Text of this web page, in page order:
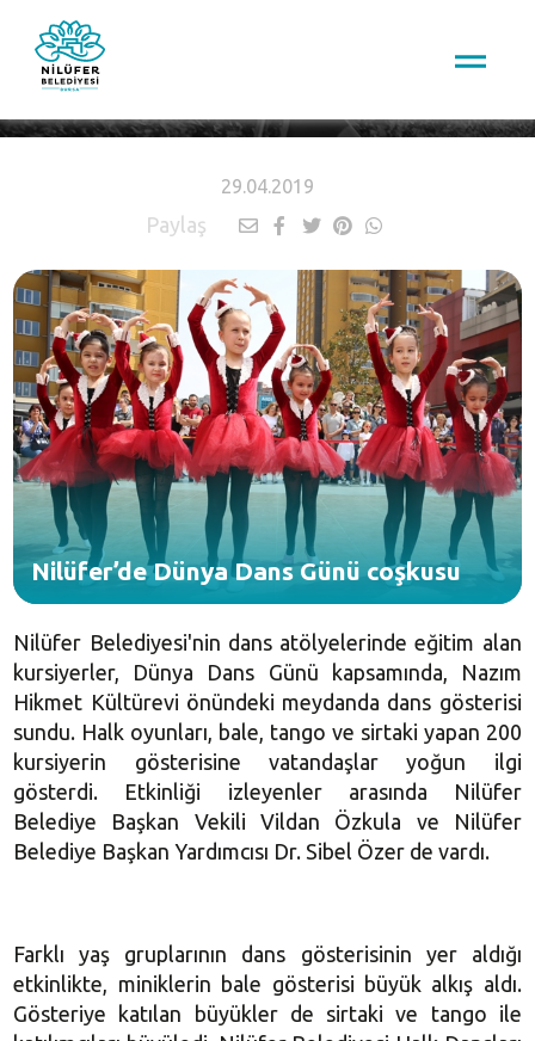
29.04.2019
Paylaş
Nilüfer’de Dünya Dans Günü coşkusu
Nilüfer Belediyesi'nin dans atölyelerinde eğitim alan
kursiyerler, Dünya Dans Günü kapsamında, Nazım
Hikmet Kültürevi önündeki meydanda dans gösterisi
sundu. Halk oyunları, bale, tango ve sirtaki yapan 200
kursiyerin gösterisine vatandaşlar yoğun ilgi
gösterdi. Etkinliği izleyenler arasında Nilüfer
Belediye Başkan Vekili Vildan Özkula ve Nilüfer
Belediye Başkan Yardımcısı Dr. Sibel Özer de vardı.
Farklı yaş gruplarının dans gösterisinin yer aldığı
etkinlikte, miniklerin bale gösterisi büyük alkış aldı.
Gösteriye katılan büyükler de sirtaki ve tango ile